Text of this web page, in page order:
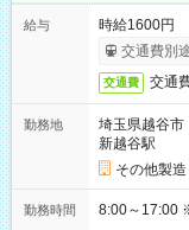
給与
時給1600円
交通費別
交通費 交通
勤務地
埼玉県越谷市
新越谷駅
その他製造
勤務時間